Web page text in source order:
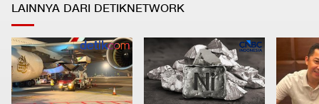
LAINNYA DARI DETIKNETWORK